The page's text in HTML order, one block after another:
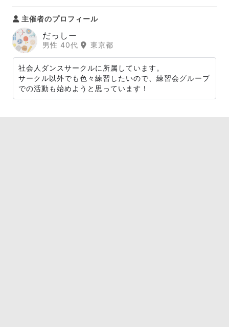
主催者のプロフィール
だっしー
男性 40代 東京都
社会人ダンスサークルに所属しています。
サークル以外でも色々練習したいので、練習会グループ
での活動も始めようと思っています！